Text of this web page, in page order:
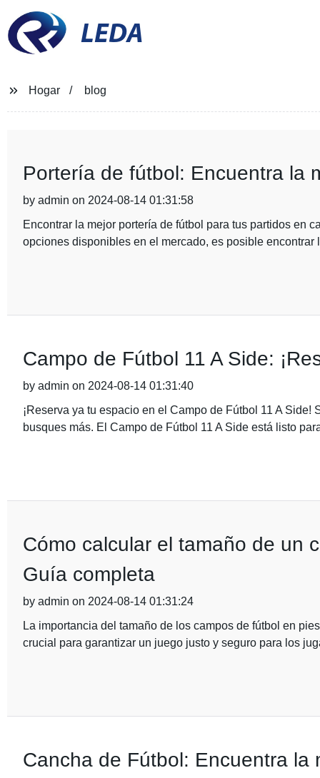
LEDA
Hogar blog
Portería de fútbol: Encuentra la
by admin on 2024-08-14 01:31:58
Encontrar la mejor portería de fútbol para tus partidos en
opciones disponibles en el mercado, es posible encontrar
Campo de Fútbol 11 A Side:
by admin on 2024-08-14 01:31:40
¡Reserva ya tu espacio en el Campo de Fútbol 11 A
busques más. El Campo de Fútbol 11 A Side está listo
Cómo calcular el tamaño de un
Guía completa
by admin on 2024-08-14 01:31:24
La importancia del tamaño de los campos de fútbol en
crucial para garantizar un juego justo y seguro para los
Cancha de Fútbol: Encuentra la